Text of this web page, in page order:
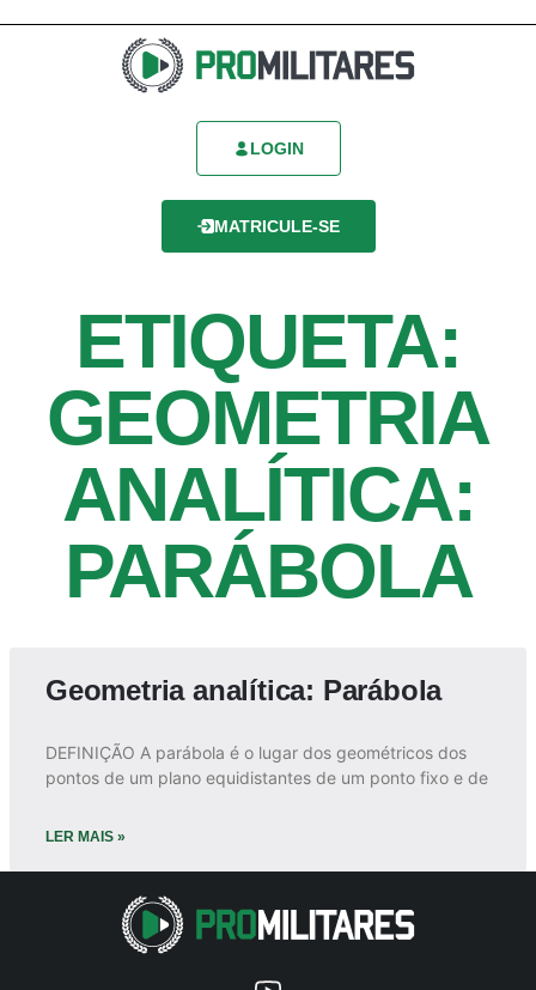
LOGIN
MATRICULE-SE
ETIQUETA:
GEOMETRIA
ANALÍTICA:
PARÁBOLA
Geometria analítica: Parábola
DEFINIÇÃO A parábola é o lugar dos geométricos dos
pontos de um plano equidistantes de um ponto fixo e de
LER MAIS »